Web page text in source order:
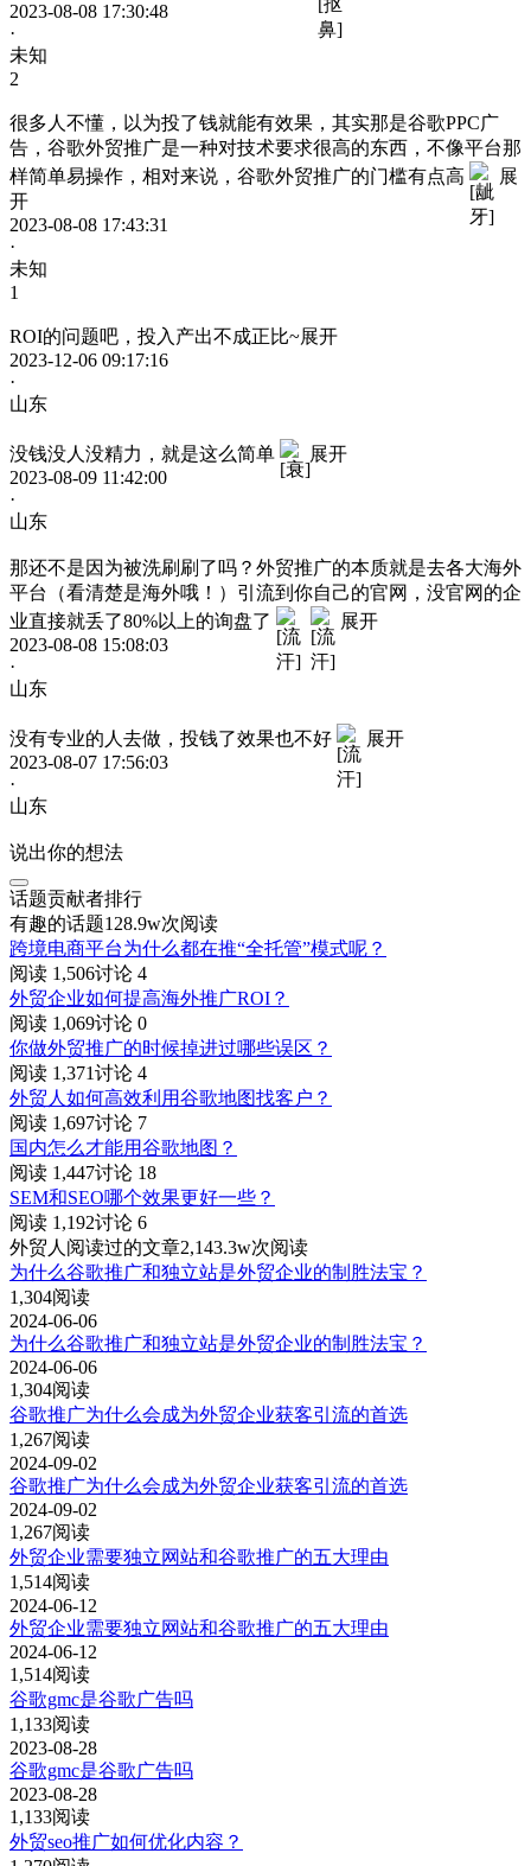
2023-08-08 17:30:48
·
未知
2
很多人不懂，以为投了钱就能有效果，其实那是谷歌PPC广
告，谷歌外贸推广是一种对技术要求很高的东西，不像平台那
样简单易操作，相对来说，谷歌外贸推广的门槛有点高
展
开
2023-08-08 17:43:31
·
未知
1
ROI的问题吧，投入产出不成正比~展开
2023-12-06 09:17:16
·
山东
没钱没人没精力，就是这么简单
展开
2023-08-09 11:42:00
·
山东
那还不是因为被洗刷刷了吗？外贸推广的本质就是去各大海外
平台（看清楚是海外哦！）引流到你自己的官网，没官网的企
业直接就丢了80%以上的询盘了
展开
2023-08-08 15:08:03
·
山东
没有专业的人去做，投钱了效果也不好
展开
2023-08-07 17:56:03
·
山东
说出你的想法
话题贡献者排行
有趣的话题128.9w次阅读
跨境电商平台为什么都在推“全托管”模式呢？
阅读 1,506讨论 4
外贸企业如何提高海外推广ROI？
阅读 1,069讨论 0
你做外贸推广的时候掉进过哪些误区？
阅读 1,371讨论 4
外贸人如何高效利用谷歌地图找客户？
阅读 1,697讨论 7
国内怎么才能用谷歌地图？
阅读 1,447讨论 18
SEM和SEO哪个效果更好一些？
阅读 1,192讨论 6
外贸人阅读过的文章2,143.3w次阅读
为什么谷歌推广和独立站是外贸企业的制胜法宝？
1,304阅读
2024-06-06
为什么谷歌推广和独立站是外贸企业的制胜法宝？
2024-06-06
1,304阅读
谷歌推广为什么会成为外贸企业获客引流的首选
1,267阅读
2024-09-02
谷歌推广为什么会成为外贸企业获客引流的首选
2024-09-02
1,267阅读
外贸企业需要独立网站和谷歌推广的五大理由
1,514阅读
2024-06-12
外贸企业需要独立网站和谷歌推广的五大理由
2024-06-12
1,514阅读
谷歌gmc是谷歌广告吗
1,133阅读
2023-08-28
谷歌gmc是谷歌广告吗
2023-08-28
1,133阅读
外贸seo推广如何优化内容？